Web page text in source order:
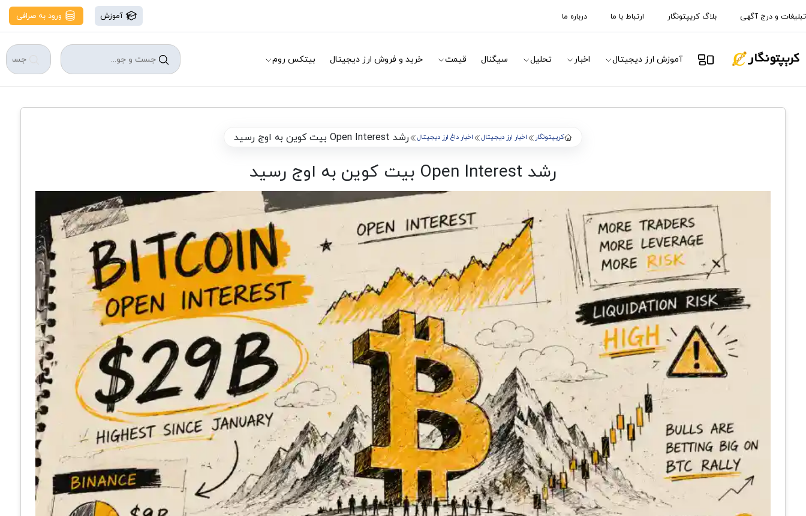
تبلیغات و درج آگهی بلاگ کریپتونگار ارتباط با ما درباره ما آموزش ورود به صرافی
آموزش ارز دیجیتال اخبار تحلیل سیگنال قیمت خرید و فروش ارز دیجیتال بیتکس روم
کریپتونگار اخبار ارز دیجیتال اخبار داغ ارز دیجیتال رشد Open Interest بیت کوین به اوج رسید
رشد Open Interest بیت کوین به اوج رسید